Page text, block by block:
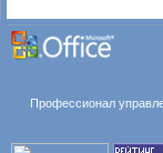
Профессионал